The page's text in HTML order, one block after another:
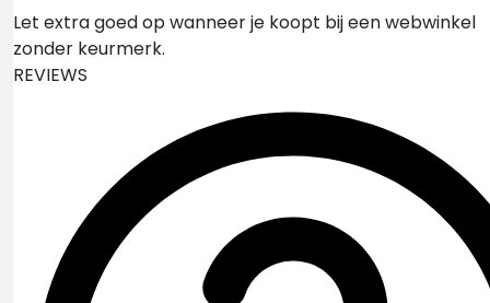
Let extra goed op wanneer je koopt bij een webwinkel
zonder keurmerk.
REVIEWS